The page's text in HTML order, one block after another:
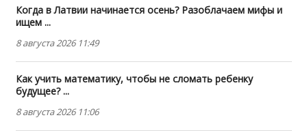
Когда в Латвии начинается осень? Разоблачаем мифы и
ищем ...
8 августа 2026 11:49
Как учить математику, чтобы не сломать ребенку
будущее? ...
8 августа 2026 11:06